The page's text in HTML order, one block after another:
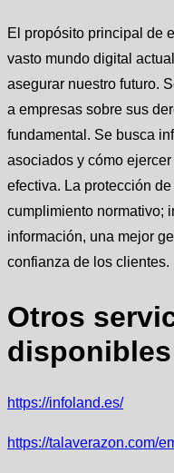
El propósito principal de
vasto mundo digital
asegurar nuestro futuro.
a empresas sobre sus
fundamental. Se busca
asociados y cómo
efectiva. La protección
cumplimiento normativo;
información, una mejor
confianza de los clientes.
Otros
https://infoland.es/
https://talaverazon.com/